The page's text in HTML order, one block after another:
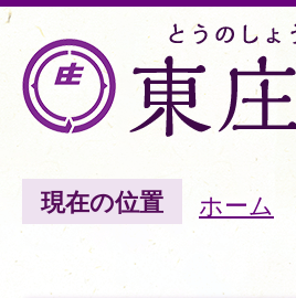
現在の位置 ホーム